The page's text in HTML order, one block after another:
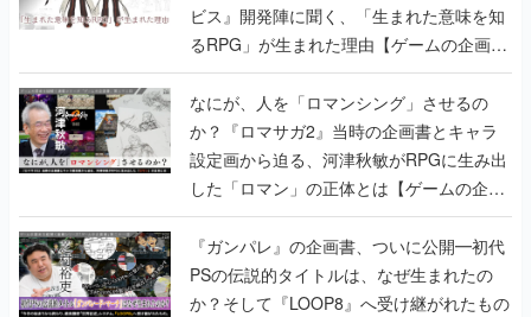
ビス』開発陣に聞く、「生まれた意味を知
るRPG」が生まれた理由【ゲームの企画
書】
なにが、人を「ロマンシング」させるの
か？『ロマサガ2』当時の企画書とキャラ
設定画から迫る、河津秋敏がRPGに生み出
した「ロマン」の正体とは【ゲームの企画
書】
『ガンパレ』の企画書、ついに公開━初代
PSの伝説的タイトルは、なぜ生まれたの
か？そして『LOOP8』へ受け継がれたもの